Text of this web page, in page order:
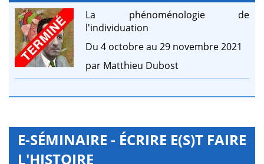
La phénoménologie de
l'individuation
Du 4 octobre au 29 novembre 2021
par Matthieu Dubost
E-SÉMINAIRE - ÉCRIRE E(S)T FAIRE
L'HISTOIRE